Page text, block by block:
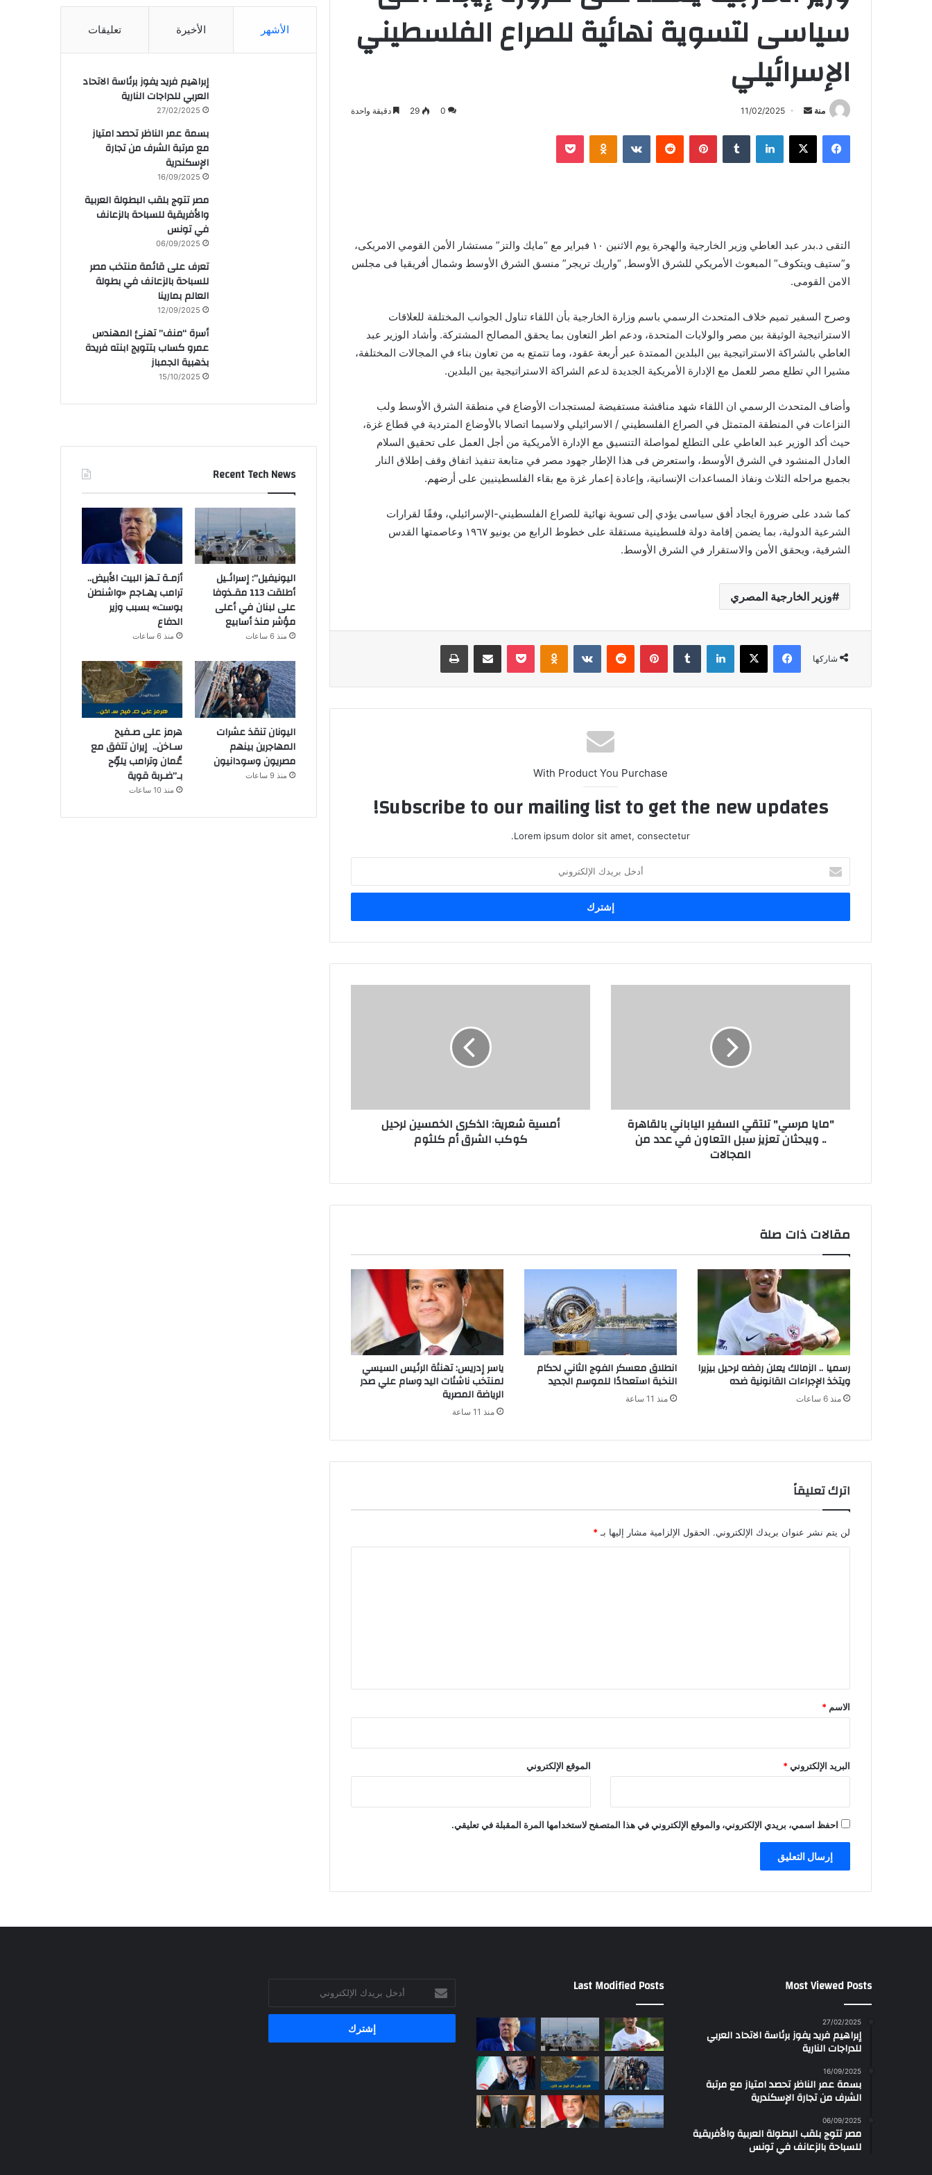
سياسى لتسوية نهائية للصراع الفلسطيني
الإسرائيلي
منة
أرسل
إلكترونيا
11/02/2025
0
29 دقيقة واحدة
فيسبوك X لينكدإن بينتيريست Odnoklassniki
بوكيت
التقى د.بدر عبد العاطي وزير الخارجية والهجرة يوم الاثنين ١٠ فبراير مع “مايك والتز” مستشار الأمن القومي الامريكى،
و”ستيف ويتكوف” المبعوث الأمريكي للشرق الأوسط, “واريك تريجر” منسق الشرق الأوسط وشمال أفريقيا فى مجلس
الامن القومى.
وصرح السفير تميم خلاف المتحدث الرسمي باسم وزارة الخارجية بأن اللقاء تناول الجوانب المختلفة للعلاقات
الاستراتيجية الوثيقة بين مصر والولايات المتحدة، ودعم اطر التعاون بما يحقق المصالح المشتركة. وأشاد الوزير عبد
العاطي بالشراكة الاستراتيجية بين البلدين الممتدة عبر أربعة عقود، وما تتمتع به من تعاون بناء في المجالات المختلفة،
مشيرا الي تطلع مصر للعمل مع الإدارة الأمريكية الجديدة لدعم الشراكة الاستراتيجية بين البلدين.
وأضاف المتحدث الرسمي ان اللقاء شهد مناقشة مستفيضة لمستجدات الأوضاع في منطقة الشرق الأوسط ولب
النزاعات في المنطقة المتمثل في الصراع الفلسطيني / الاسرائيلي ولاسيما اتصالا بالأوضاع المتردية في قطاع غزة،
حيث أكد الوزير عبد العاطي على التطلع لمواصلة التنسيق مع الإدارة الأمريكية من أجل العمل على تحقيق السلام
العادل المنشود في الشرق الأوسط، واستعرض فى هذا الإطار جهود مصر في متابعة تنفيذ اتفاق وقف إطلاق النار
بجميع مراحله الثلاث ونفاذ المساعدات الإنسانية، وإعادة إعمار غزة مع بقاء الفلسطينيين على أرضهم.
كما شدد على ضرورة ايجاد أفق سياسى يؤدي إلى تسوية نهائية للصراع الفلسطيني-الإسرائيلي، وفقًا لقرارات
الشرعية الدولية، بما يضمن إقامة دولة فلسطينية مستقلة على خطوط الرابع من يونيو ١٩٦٧ وعاصمتها القدس
الشرقية، ويحقق الأمن والاستقرار في الشرق الأوسط.
وزير الخارجية المصري
شاركها
فيسبوك X لينكدإن بينتيريست Odnoklassniki
بوكيت مشاركة عبر البريد طباعة
With Product You Purchase
Subscribe to our mailing list to get the new updates!
Lorem ipsum dolor sit amet, consectetur.
بريدك
الإلكتروني
"مايا مرسي" تلتقي السفير الياباني بالقاهرة
.. ويبحثان تعزيز سبل التعاون في عدد من
المجالات
أمسية شعرية: الذكرى الخمسين لرحيل
كوكب الشرق أم كلثوم
مقالات ذات صلة
رسميا .. الزمالك يعلن رفضه لرحيل بيزيرا
ويتخذ الإجراءات القانونية ضده
منذ 6 ساعات
انطلاق معسكر الفوج الثاني لحكام
النخبة استعدادًا للموسم الجديد
منذ 11 ساعة
ياسر إدريس: تهنئة الرئيس السيسي
لمنتخب ناشئات اليد وسام علي صدر
الرياضة المصرية
منذ 11 ساعة
اترك تعليقاً
لن يتم نشر عنوان بريدك الإلكتروني. الحقول الإلزامية مشار إليها بـ *
*
الاسم *
البريد الإلكتروني* الموقع الإلكتروني
احفظ اسمي، بريدي الإلكتروني، والموقع الإلكتروني في هذا المتصفح لاستخدامها المرة المقبلة في تعليقي.
الأشهر الأخيرة تعليقات
إبراهيم فريد يفوز برئاسة الاتحاد
العربي للدراجات النارية
27/02/2025
بسمة عمر الناظر تحصد امتياز
مع مرتبة الشرف من تجارة
الإسكندرية
16/09/2025
مصر تتوج بلقب البطولة العربية
والأفريقية للسباحة بالزعانف
في تونس
06/09/2025
تعرف على قائمة منتخب مصر
للسباحة بالزعانف في بطولة
العالم بمارينا
12/09/2025
أسرة “منف” تهنئ المهندس
عمرو كساب بتتويج ابنته فريدة
بذهبية الجمباز
15/10/2025
Recent Tech News
اليونيفيل”: إسرائـيل
أطلقت 113 مقـذوفا
على لبنان في أعلى
مؤشر منذ أسابيع
منذ 6 ساعات
أزمـة تـهز البيت الأبيض..
ترامب يهـاجم «واشنطن
بوست» بسبب وزير
الدفاع
منذ 6 ساعات
اليونان تنقذ عشرات
المهاجرين بينهم
مصريون وسودانيون
منذ 9 ساعات
هرمز على صـفيح
سـاخن.. إيران تتفق مع
عُمان وترامب يلوّح
بـ”ضـربة قوية
منذ 10 ساعات
Most Viewed Posts
27/02/2025
إبراهيم فريد يفوز برئاسة الاتحاد العربي
للدراجات النارية
16/09/2025
بسمة عمر الناظر تحصد امتياز مع مرتبة
الشرف من تجارة الإسكندرية
06/09/2025
مصر تتوج بلقب البطولة العربية والأفريقية
للسباحة بالزعانف في تونس
Last Modified Posts
بريدك
الإلكتروني